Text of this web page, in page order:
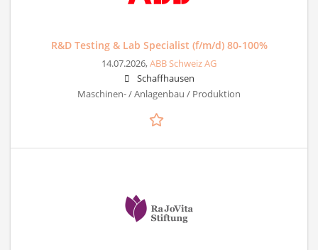
R&D Testing & Lab Specialist (f/m/d) 80-100%
14.07.2026,ABB Schweiz AG
Schaffhausen
Maschinen- / Anlagenbau / Produktion